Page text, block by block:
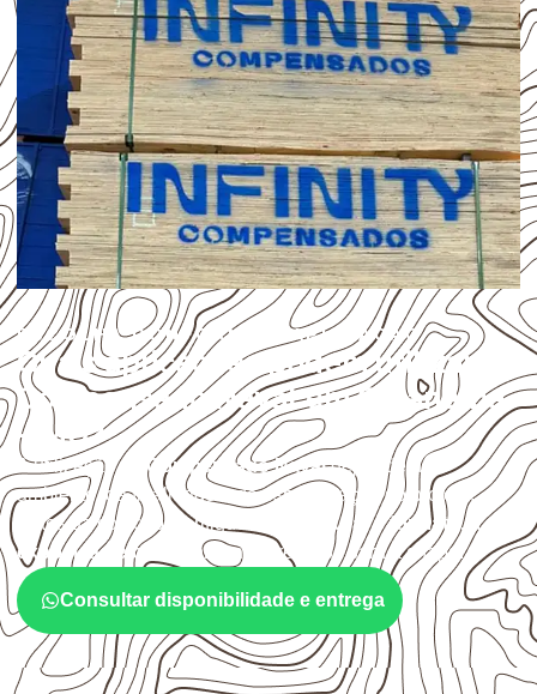
ESCOLHA CONFORME A APLICAÇÃO
Quais aplicações podem utilizar
Compensado Naval em Caranaíba
– MG?
A utilização do Compensado Navaldepende do
ambiente, da finalidade e da especificação do projeto.
Antes da cotação, verifique a
espessura, o formato, a
exposição e o acabamento
previstos para a chapa.
Consultar disponibilidade e entrega